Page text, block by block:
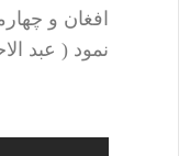
افغان و
نمود ( عبد